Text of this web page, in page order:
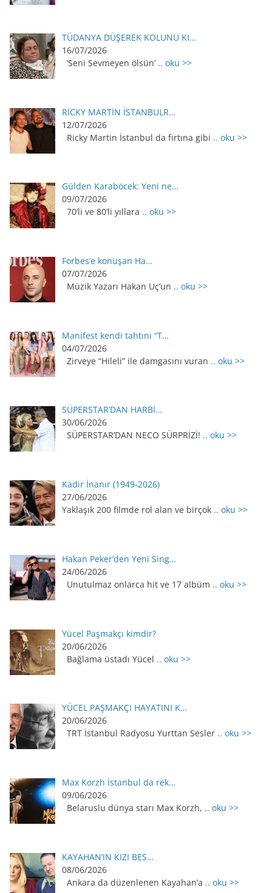
TÜDANYA DÜŞEREK KOLUNU KI…
16/07/2026
‘Seni Sevmeyen ölsün’ .. oku >>
RİCKY MARTİN İSTANBULR…
12/07/2026
Ricky Martin İstanbul da fırtına gibi .. oku >>
Gülden Karaböcek: Yeni ne…
09/07/2026
70’li ve 80’li yıllara .. oku >>
Forbes’e konuşan Ha…
07/07/2026
Müzik Yazarı Hakan Uç’un .. oku >>
Manifest kendi tahtını “T…
04/07/2026
Zirveye “Hileli” ile damgasını vuran .. oku >>
SÜPERSTAR’DAN HARBİ…
30/06/2026
SÜPERSTAR’DAN NECO SÜRPRİZİ! .. oku >>
Kadir İnanır (1949-2026)
27/06/2026
Yaklaşık 200 filmde rol alan ve birçok .. oku >>
Hakan Peker’den Yeni Sing…
24/06/2026
Unutulmaz onlarca hit ve 17 albüm .. oku >>
Yücel Paşmakçı kimdir?
20/06/2026
Bağlama üstadı Yücel .. oku >>
YÜCEL PAŞMAKÇI HAYATINI K…
20/06/2026
TRT İstanbul Radyosu Yurttan Sesler .. oku >>
Max Korzh İstanbul da rek…
09/06/2026
Belaruslu dünya starı Max Korzh, .. oku >>
KAYAHAN’IN KIZI BES…
08/06/2026
Ankara da düzenlenen Kayahan’a .. oku >>